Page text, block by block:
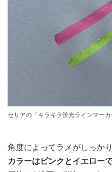
セリアの「キラキラ蛍光ラインマー
角度によってラメがしっか
カラーはピンクとイエロー